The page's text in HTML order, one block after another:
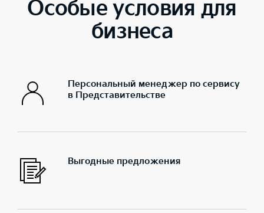
Особые условия для
бизнеса
Персональный менеджер по сервису
в Представительстве
Выгодные предложения